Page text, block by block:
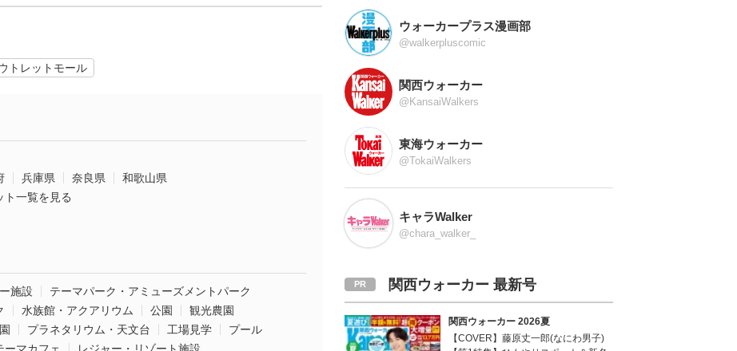
トレットモール
兵庫県 奈良県
和歌山県
一覧を見る
施設
テーマパーク・アミューズメントパーク
水族館・アクアリウム 公園
観光農園
プラネタリウム・天文台 工場見学
プール
ウォーカープラス漫画部
@walkerpluscomic
関西ウォーカー
@KansaiWalkers
東海ウォーカー
@TokaiWalkers
キャラWalker
@chara_walker_
関西ウォーカー 最新号
関西ウォーカー 2026夏
【COVER】藤原丈一郎(なにわ男子)